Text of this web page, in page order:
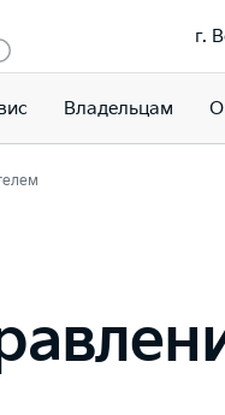
г.
Владельцам О